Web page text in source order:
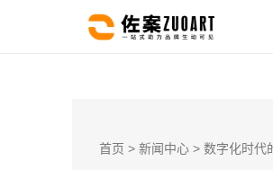
首页 > 新闻中心 > 数字化时代